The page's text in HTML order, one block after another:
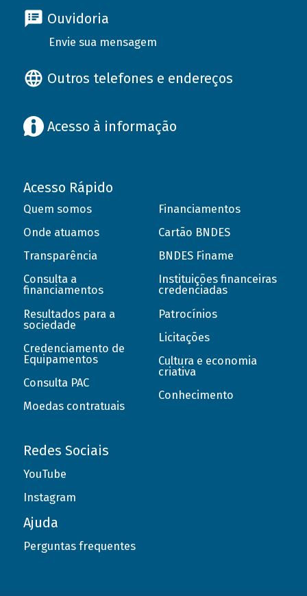
Ouvidoria
Envie sua mensagem
Outros telefones e endereços
Acesso à informação
Acesso Rápido
Quem somos
Onde atuamos
Transparência
Consulta a
financiamentos
Resultados para a
sociedade
Credenciamento de
Equipamentos
Consulta PAC
Moedas contratuais
Financiamentos
Cartão BNDES
BNDES Finame
Instituições financeiras
credenciadas
Patrocínios
Licitações
Cultura e economia
criativa
Conhecimento
Redes Sociais
YouTube
Instagram
Ajuda
Perguntas frequentes